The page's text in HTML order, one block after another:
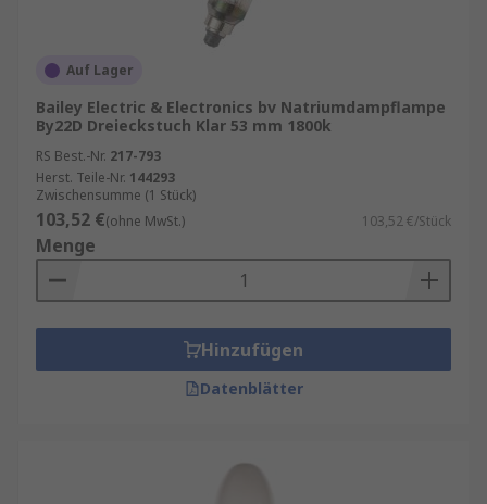
müssen seltener ausgetauscht werden als
herkömmliche Glühbirnen oder
Leuchtstofflampen. Sie sind auch sehr robust und
Celsius standhalten.
Natriumdampflampen kaufen
Zusammenfassend gesagt sind
Natriumdampflampen sind eine ausgezeichnete
Wahl für Anwendungen, bei denen eine hohe
Lichtausbeute und Effizienz erforderlich sind.
Auf Lager
Bailey Electric & Electronics bv Natriumdampflampe
By22D Dreieckstuch Klar 53 mm 1800k
RS Best.-Nr. 217-793
Herst. Teile-Nr. 144293
Zwischensumme (1 Stück)
103,52 €(ohne MwSt.) 103,52 €/Stück
Menge
Hinzufügen
Datenblätter